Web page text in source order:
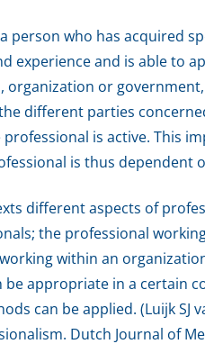
person who has acquired
experience and is able to
organization or
different parties
is active. This
is thus dependent
different aspects of
the professional
within an
be appropriate in a certain
can be applied. (Luijk SJ
Dutch Journal of